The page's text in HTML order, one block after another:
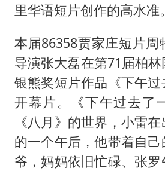
里华语短片创作的高水准。
本届86358贾家庄短片周
导演张大磊在第71届柏
银熊奖短片作品《下午
开幕片。《下午过去了
《八月》的世界，小雷
的一个午后，他带着自
爷，妈妈依旧忙碌、张